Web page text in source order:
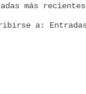
más recientes
a: